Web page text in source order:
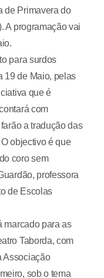
de Primavera do
A programação vai
para surdos
19 de Maio, pelas
que é
com
a tradução das
objectivo é que
coro sem
professora
de Escolas
marcado para as
Taborda, com
Associação
sob o tema